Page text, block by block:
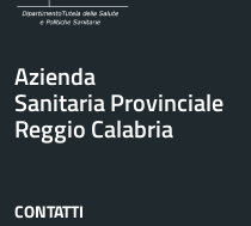
Azienda
Sanitaria Provinciale
Reggio Calabria
CONTATTI